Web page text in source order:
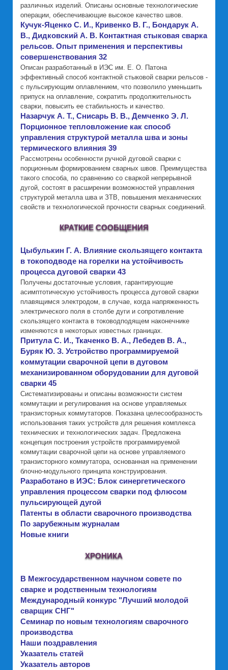
различных изделий. Описаны основные технологические
операции, обеспечивающие высокое качество швов.
Кучук-Яценко С. И., Кривенко В. Г., Бондарук А.
В., Дидковский А. В. Контактная стыковая сварка
рельсов. Опыт применения и перспективы
совершенствования 32
Описан разработанный в ИЭС им. Е. О. Патона
эффективный способ контактной стыковой сварки рельсов -
с пульсирующим оплавлением, что позволило уменьшить
припуск на оплавление, сократить продолжительность
сварки, повысить ее стабильность и качество.
Назарчук А. Т., Снисарь В. В., Демченко Э. Л.
Порционное тепловложение как способ
управления структурой металла шва и зоны
термического влияния 39
Рассмотрены особенности ручной дуговой сварки с
порционным формированием сварных швов. Преимущества
такого способа, по сравнению со сваркой непрерывной
дугой, состоят в расширении возможностей управления
структурой металла шва и ЗТВ, повышения механических
свойств и технологической прочности сварных соединений.
КРАТКИЕ СООБЩЕНИЯ
Цыбулькин Г. А. Влияние скользящего контакта
в токоподводе на горелки на устойчивость
процесса дуговой сварки 43
Получены достаточные условия, гарантирующие
асимптотическую устойчивость процесса дуговой сварки
плавящимся электродом, в случае, когда напряженность
электрического поля в столбе дуги и сопротивление
скользящего контакта в тоководподящем наконечнике
изменяются в некоторых известных границах.
Притула С. И., Ткаченко В. А., Лебедев В. А.,
Буряк Ю. З. Устройство программируемой
коммутации сварочной цепи в дуговом
механизированном оборудовании для дуговой
сварки 45
Систематизированы и описаны возможности систем
коммутации и регулирования на основе управляемых
транзисторных коммутаторов. Показана целесообразность
использования таких устройств для решения комплекса
технических и технологических задач. Предложена
концепция построения устройств программируемой
коммутации сварочной цепи на основе управляемого
транзисторного коммутатора, основанная на применении
блочно-модульного принципа конструирования.
Разработано в ИЭС: Блок синергетического
управления процессом сварки под флюсом
пульсирующей дугой
Патенты в области сварочного производства
По зарубежным журналам
Новые книги
ХРОНИКА
В Межгосударственном научном совете по
сварке и родственным технологиям
Международный конкурс "Лучший молодой
сварщик СНГ"
Семинар по новым технологиям сварочного
производства
Наши поздравления
Указатель статей
Указатель авторов